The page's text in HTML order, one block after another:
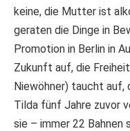
keine, die Mutter ist
geraten die Dinge in
Promotion in Berlin in
Zukunft auf, die
Niewöhner) taucht auf,
Tilda fünf Jahre zuvor
sie – immer 22 Bahnen